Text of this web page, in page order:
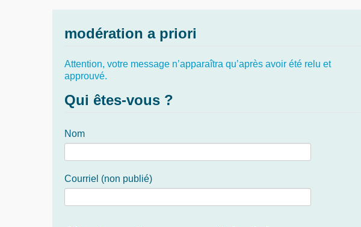
modération a priori
Attention, votre message n’apparaîtra qu’après avoir été relu et
approuvé.
Qui êtes-vous ?
Nom
Courriel (non publié)